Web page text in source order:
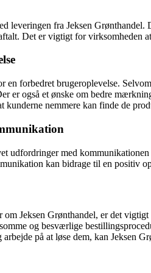
leveringen fra Jeksen
Det er vigtigt for virksomheden
forbedret brugeroplevelse.
er også et ønske om bedre
nemmere kan finde de
udfordringer med
kan bidrage til en positiv
Jeksen Grønthandel, er det
og besværlige
på at løse dem, kan Jeksen